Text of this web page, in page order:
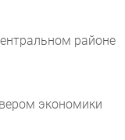
районе
экономики